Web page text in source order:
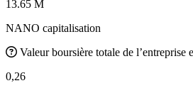
13.65 M
NANO capitalisation
Valeur boursière totale de
0,26